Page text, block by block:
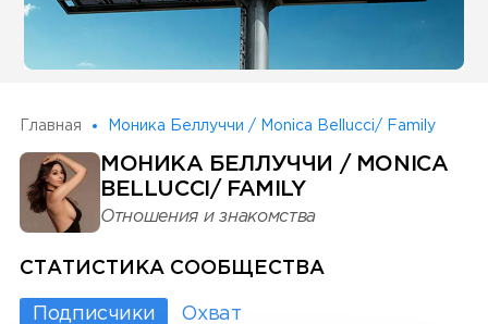
Главная Моника Беллуччи / Monica Bellucci/ Family
МОНИКА БЕЛЛУЧЧИ / MONICA
BELLUCCI/ FAMILY
Отношения и знакомства
СТАТИСТИКА СООБЩЕСТВА
Подписчики Охват